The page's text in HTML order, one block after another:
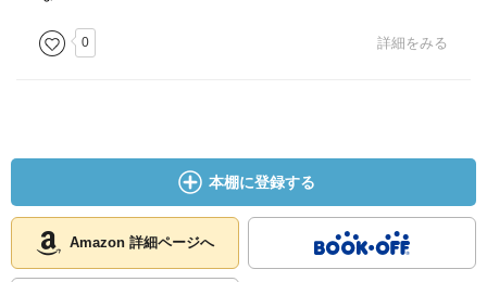
0 詳細をみる
本棚に登録する
Amazon 詳細ページへ